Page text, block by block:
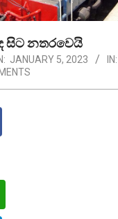
සිට නතරවෙයි
JANUARY 5, 2023 IN: